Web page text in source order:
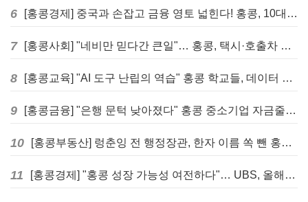
6 [홍콩경제] 중국과 손잡고 금융 영토 넓힌다! 홍콩, 10대 신규 정책 발표
7 [홍콩사회] "네비만 믿다간 큰일"… 홍콩, 택시·호출차 통합 시험 도입하며 규제 본격화
8 [홍콩교육] "AI 도구 난립의 역습" 홍콩 학교들, 데이터 고립에 교육 효과 평가 비상
9 [홍콩금융] "은행 문턱 낮아졌다" 홍콩 중소기업 자금줄 숨통 트이나… HKMA "2분기 신용 조건 안정적"
10 [홍콩부동산] 렁춘잉 전 행정장관, 한자 이름 쏙 뺀 홍콩 고급 아파트 단지들에 쓴소리
11 [홍콩경제] "홍콩 성장 가능성 여전하다"… UBS, 올해 홍콩 GDP 성장률 전망치 4.5%로 대폭 상향